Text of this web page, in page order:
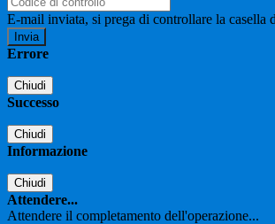
E-mail inviata, si prega di controllare la casella
Errore
Chiudi
Successo
Chiudi
Informazione
Chiudi
Attendere...
Attendere il completamento dell'operazione...